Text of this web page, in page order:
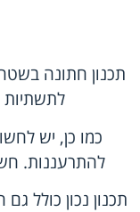
תכנון חתונה
לתשתיות
כמו כן, יש
להתרעננות.
תכנון נכון כולל